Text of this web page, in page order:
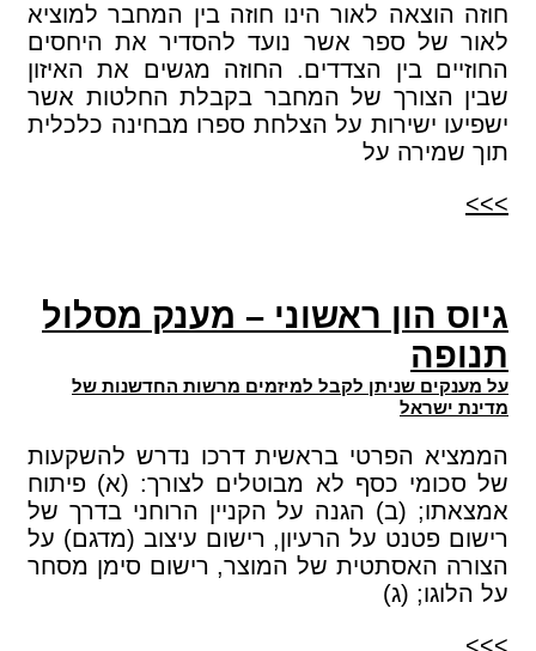
חוזה הוצאה לאור הינו חוזה בין המחבר למוציא
לאור של ספר אשר נועד להסדיר את היחסים
החוזיים בין הצדדים. החוזה מגשים את האיזון
שבין הצורך של המחבר בקבלת החלטות אשר
ישפיעו ישירות על הצלחת ספרו מבחינה כלכלית
תוך שמירה על
>>>
גיוס הון ראשוני – מענק מסלול
תנופה
על מענקים שניתן לקבל למיזמים מרשות החדשנות של
מדינת ישראל
הממציא הפרטי בראשית דרכו נדרש להשקעות
של סכומי כסף לא מבוטלים לצורך: (א) פיתוח
אמצאתו; (ב) הגנה על הקניין הרוחני בדרך של
רישום פטנט על הרעיון, רישום עיצוב (מדגם) על
הצורה האסתטית של המוצר, רישום סימן מסחר
על הלוגו; (ג)
>>>